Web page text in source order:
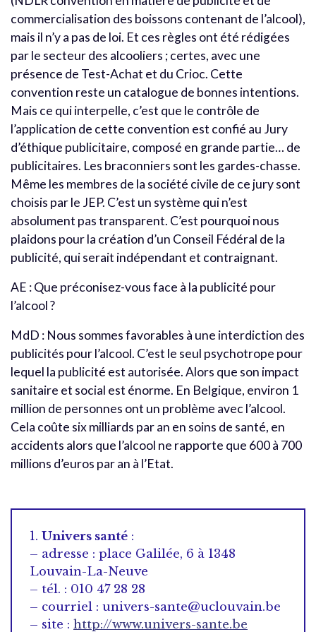
commercialisation des boissons contenant de l’alcool),
mais il n’y a pas de loi. Et ces règles ont été rédigées
par le secteur des alcooliers ; certes, avec une
présence de Test-Achat et du Crioc. Cette
convention reste un catalogue de bonnes intentions.
Mais ce qui interpelle, c’est que le contrôle de
l’application de cette convention est confié au Jury
d’éthique publicitaire, composé en grande partie… de
publicitaires. Les braconniers sont les gardes-chasse.
Même les membres de la société civile de ce jury sont
choisis par le JEP. C’est un système qui n’est
absolument pas transparent. C’est pourquoi nous
plaidons pour la création d’un Conseil Fédéral de la
publicité, qui serait indépendant et contraignant.
AE : Que préconisez-vous face à la publicité pour
l’alcool ?
MdD : Nous sommes favorables à une interdiction des
publicités pour l’alcool. C’est le seul psychotrope pour
lequel la publicité est autorisée. Alors que son impact
sanitaire et social est énorme. En Belgique, environ 1
million de personnes ont un problème avec l’alcool.
Cela coûte six milliards par an en soins de santé, en
accidents alors que l’alcool ne rapporte que 600 à 700
millions d’euros par an à l’Etat.
1. Univers santé :
– adresse : place Galilée, 6 à 1348
Louvain-La-Neuve
– tél. : 010 47 28 28
– courriel : univers-sante@uclouvain.be
– site : http://www.univers-sante.be